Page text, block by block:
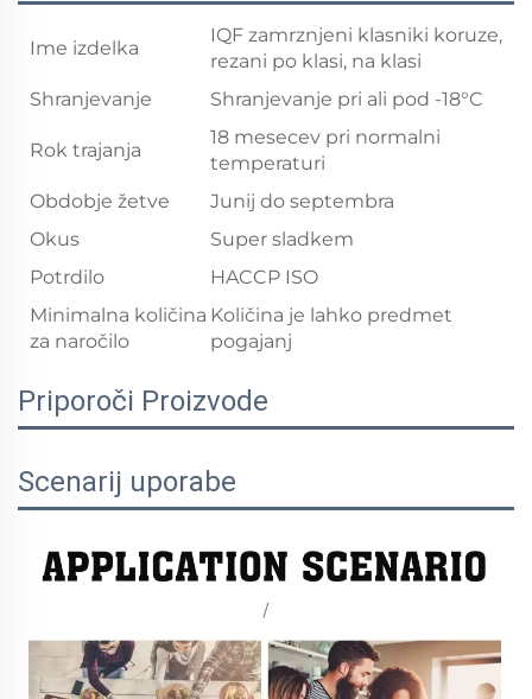
Ime izdelka
IQF zamrznjeni klasniki koruze,
rezani po klasi, na klasi
Shranjevanje
Shranjevanje pri ali pod -18°C
Rok trajanja
18 mesecev pri normalni
temperaturi
Obdobje žetve
Junij do septembra
Okus
Super sladkem
Potrdilo
HACCP ISO
Minimalna količina
za naročilo
Količina je lahko predmet
pogajanj
Priporoči Proizvode
Scenarij uporabe